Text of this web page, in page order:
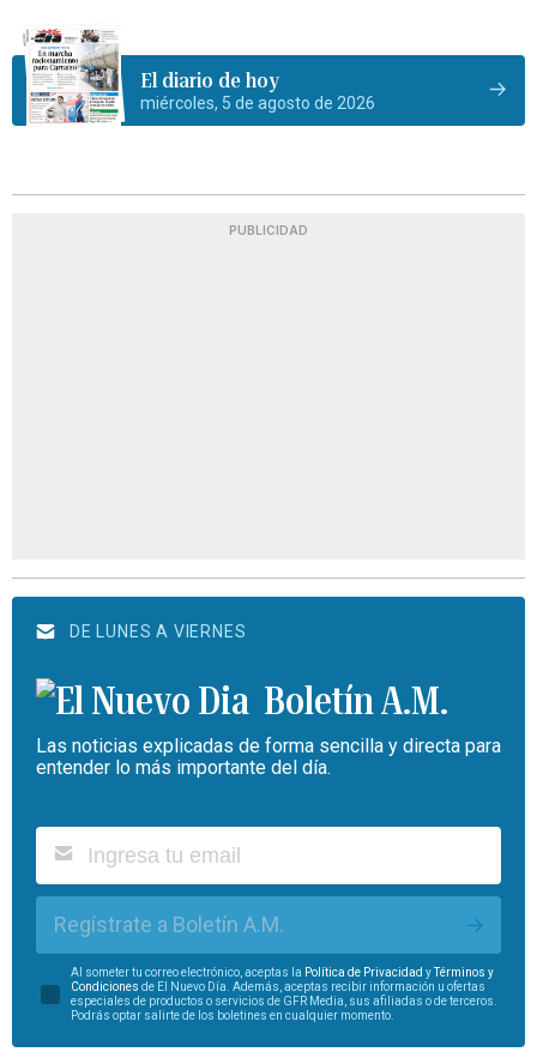
El diario de hoy
miércoles, 5 de agosto de 2026
PUBLICIDAD
DE LUNES A VIERNES
Boletín A.M.
Las noticias explicadas de forma sencilla y directa para
entender lo más importante del día.
Regístrate a Boletín A.M.
Al someter tu correo electrónico, aceptas la Política de Privacidad yTérminos y
Condiciones de El Nuevo Día. Además, aceptas recibir información u ofertas
especiales de productos o servicios de GFR Media, sus afiliadas o de terceros.
Podrás optar salirte de los boletines en cualquier momento.